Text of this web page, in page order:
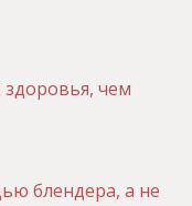
чем
блендера, а не